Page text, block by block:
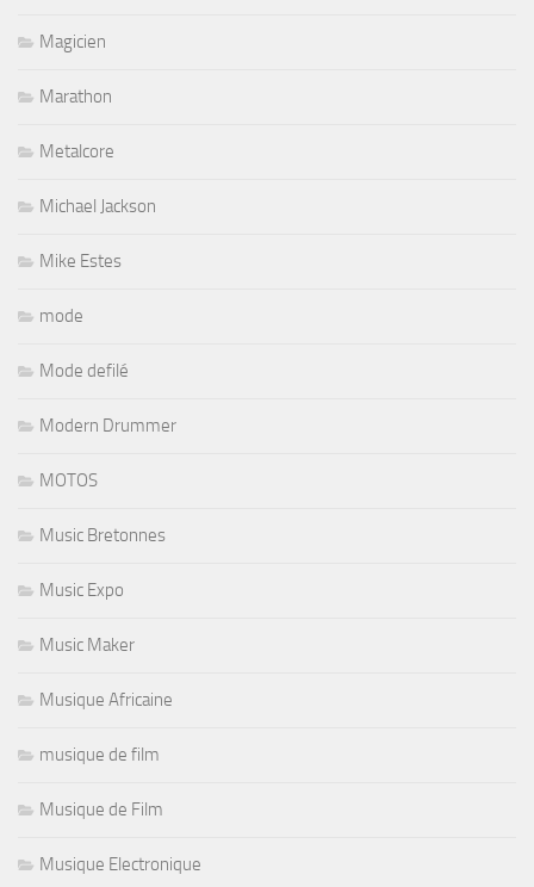
Magicien
Marathon
Metalcore
Michael Jackson
Mike Estes
mode
Mode defilé
Modern Drummer
MOTOS
Music Bretonnes
Music Expo
Music Maker
Musique Africaine
musique de film
Musique de Film
Musique Electronique